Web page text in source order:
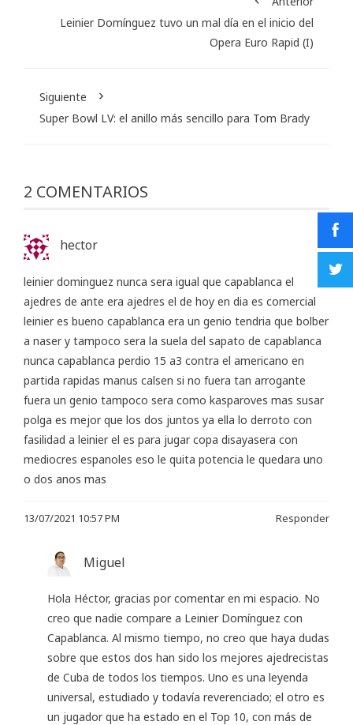
Leinier Domínguez tuvo un mal día en el inicio del
Opera Euro Rapid (I)
Siguiente
Super Bowl LV: el anillo más sencillo para Tom Brady
2 COMENTARIOS
hector
leinier dominguez nunca sera igual que capablanca el
ajedres de ante era ajedres el de hoy en dia es comercial
leinier es bueno capablanca era un genio tendria que bolber
a naser y tampoco sera la suela del sapato de capablanca
nunca capablanca perdio 15 a3 contra el americano en
partida rapidas manus calsen si no fuera tan arrogante
fuera un genio tampoco sera como kasparoves mas susar
polga es mejor que los dos juntos ya ella lo derroto con
fasilidad a leinier el es para jugar copa disayasera con
mediocres espanoles eso le quita potencia le quedara uno
o dos anos mas
13/07/2021 10:57 PM Responder
Miguel
Hola Héctor, gracias por comentar en mi espacio. No
creo que nadie compare a Leinier Domínguez con
Capablanca. Al mismo tiempo, no creo que haya dudas
sobre que estos dos han sido los mejores ajedrecistas
de Cuba de todos los tiempos. Uno es una leyenda
universal, estudiado y todavía reverenciado; el otro es
un jugador que ha estado en el Top 10, con más de